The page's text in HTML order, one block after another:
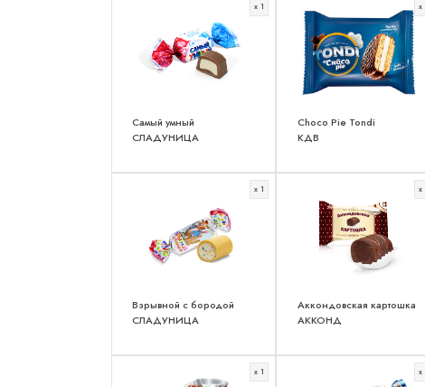
x 1
Самый умный
СЛАДУНИЦА
x
Choco Pie Tondi
КДВ
x 1
Взрывной с бородой
СЛАДУНИЦА
x
Аккондовская картошка
АККОНД
x 1 x